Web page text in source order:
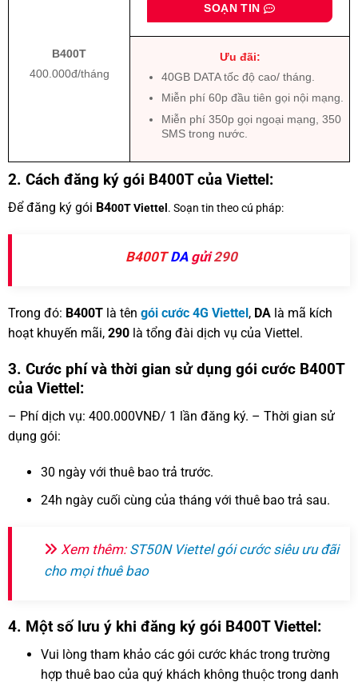
B400T
400.000đ/tháng
SOẠN TIN
Ưu đãi:
40GB DATA tốc độ cao/ tháng.
Miễn phí 60p đầu tiên gọi nội mạng.
Miễn phí 350p gọi ngoại mạng, 350
SMS trong nước.
2. Cách đăng ký gói B400T của Viettel:
Để đăng ký gói B400T Viettel . Soạn tin theo cú pháp:
B400TDA gửi290
Trong đó: B400T là tên gói cước 4G Viettel , DA là mã kích
hoạt khuyến mãi, 290 là tổng đài dịch vụ của Viettel.
3. Cước phí và thời gian sử dụng gói cước B400T
của Viettel:
– Phí dịch vụ: 400.000VNĐ/ 1 lần đăng ký. – Thời gian sử
dụng gói:
30 ngày với thuê bao trả trước.
24h ngày cuối cùng của tháng với thuê bao trả sau.
Xem thêm: ST50N Viettel gói cước siêu ưu đãi
cho mọi thuê bao
4. Một số lưu ý khi đăng ký gói B400T Viettel:
Vui lòng tham khảo các gói cước khác trong trường
hợp thuê bao của quý khách không thuộc trong danh